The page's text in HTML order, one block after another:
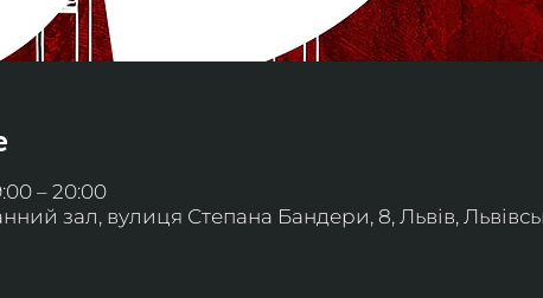
– 20:00
зал, вулиця Степана Бандери, 8, Львів,